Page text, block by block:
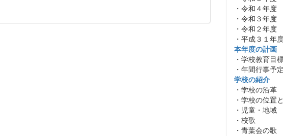
・令和４年度
・令和３年度
・令和２年度
・平成３１年
本年度の計画
・学校教育目
・年間行事予定
学校の紹介
・学校の沿革
・学校の位置
・児童・地域
・校歌
・青葉会の歌